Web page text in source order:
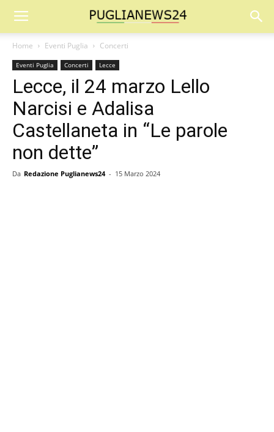
Home Eventi Puglia Concerti
Eventi Puglia Concerti Lecce
Lecce, il 24 marzo Lello
Narcisi e Adalisa
Castellaneta in “Le parole
non dette”
Da Redazione Puglianews24 - 15 Marzo 2024